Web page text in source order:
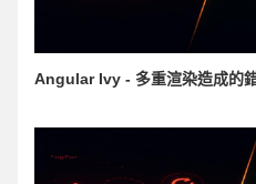
Angular Ivy - 多重渲染造成的